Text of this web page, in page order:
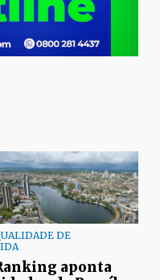
DE
aponta